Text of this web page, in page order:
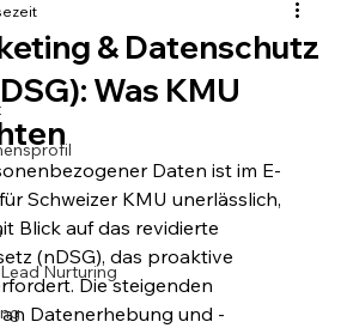
Nurturing
& Datenschutz
Was KMU
Daten ist im E-
Schweizer KMU unerlässlich,
Blick auf das revidierte
(nDSG), das proaktive
Die steigenden
Datenerhebung und -